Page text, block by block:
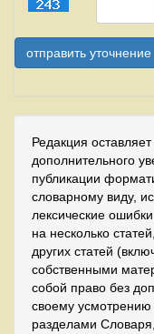
Редакция
дополнительного
публикации
словарному виду,
лексические
на несколько
других статей
собственными
собой право без
своему
разделами